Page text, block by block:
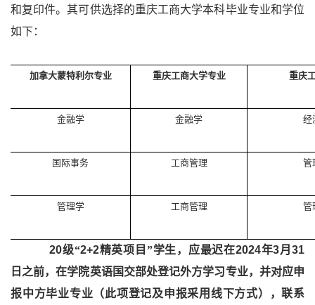
和复印件。其可供选择的重庆工商大学本科毕业专业和学位
如下：
加拿大蒙特利尔专业 重庆工商大学专业 重庆
金融学 金融学 经
国际事务 工商管理 管
管理学 工商管理 管
2020级“2+2精英项目”学生，应最迟在2024年3月31
日之前，在学院英语国交部处登记外方学习专业，并对应申
报中方毕业专业（此项登记及申报采用线下方式），联系